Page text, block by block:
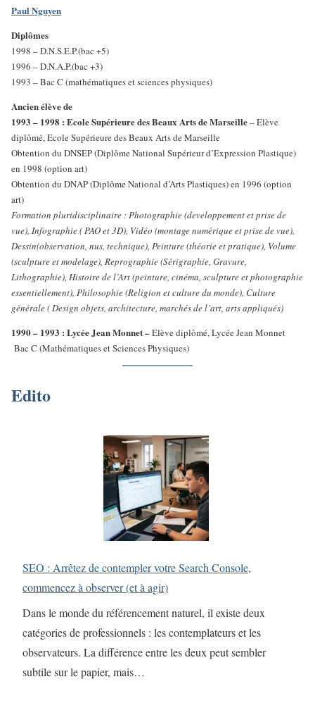
Paul Nguyen
Diplômes
1998 – D.N.S.E.P.(bac +5)
1996 – D.N.A.P.(bac +3)
1993 – Bac C (mathématiques et sciences physiques)
Ancien élève de
1993 – 1998 : Ecole Supérieure des Beaux Arts de Marseille– Elève
diplômé, Ecole Supérieure des Beaux Arts de Marseille
Obtention du DNSEP (Diplôme National Supérieur d’Expression Plastique)
en 1998 (option art)
Obtention du DNAP (Diplôme National d’Arts Plastiques) en 1996 (option
art)
Formation pluridisciplinaire : Photographie (developpement et prise de
vue), Infographie ( PAO et 3D), Vidéo (montage numérique et prise de vue),
Dessin(observation, nus, technique), Peinture (théorie et pratique), Volume
(sculpture et modelage), Reprographie (Sérigraphie, Gravure,
Lithographie), Histoire de l’Art (peinture, cinéma, sculpture et photographie
essentiellement), Philosophie (Religion et culture du monde), Culture
générale ( Design objets, architecture, marchés de l’art, arts appliqués)
1990 – 1993 : Lycée Jean Monnet –Elève diplômé, Lycée Jean Monnet
Bac C (Mathématiques et Sciences Physiques)
Edito
SEO : Arrêtez de contempler votre Search Console,
commencez à observer (et à agir)
Dans le monde du référencement naturel, il existe deux
catégories de professionnels : les contemplateurs et les
observateurs. La différence entre les deux peut sembler
subtile sur le papier, mais…